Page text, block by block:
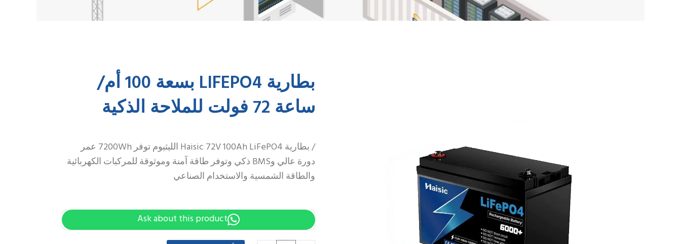
بطارية LIFEPO4 بسعة 100 أم/
ساعة 72 فولت للملاحة الذكية
/ بطارية Haisic 72V 100Ah LiFePO4 الليثيوم توفر 7200Wh عمر
دورة عالي وBMS ذكي وتوفر طاقة آمنة وموثوقة للمركبات الكهربائية
والطاقة الشمسية والاستخدام الصناعي
Ask about this product